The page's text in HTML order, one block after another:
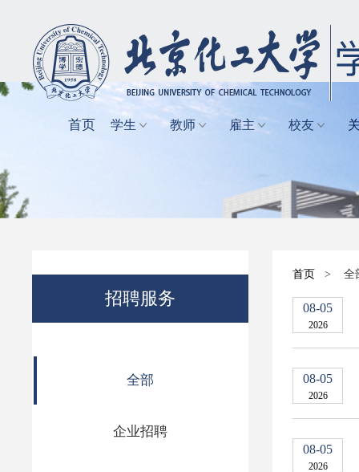
首页 学生 教师 雇主 校友
招聘服务
全部
企业招聘
首页 > 全
08-05
2026
08-05
2026
08-05
2026